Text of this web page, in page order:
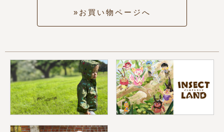
お買い物ページへ